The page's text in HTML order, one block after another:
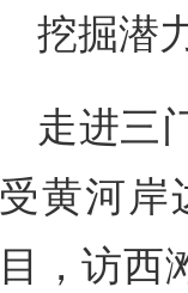
挖掘潜
走进三
受黄河
目，访西